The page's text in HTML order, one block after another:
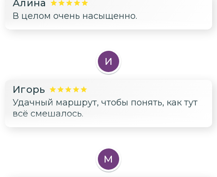
Алина
В целом очень насыщенно.
И
Игорь
Удачный маршрут, чтобы понять, как тут
всё смешалось.
М